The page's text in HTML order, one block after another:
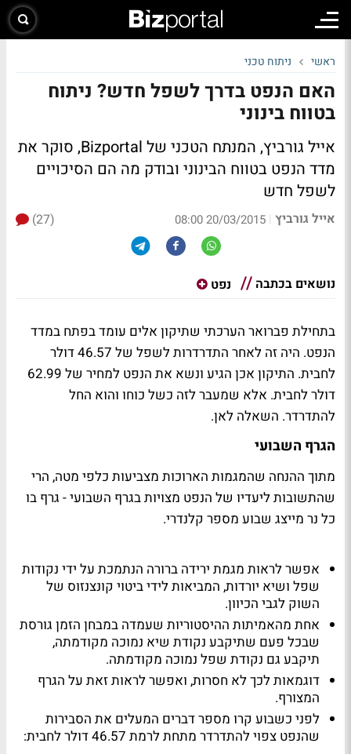
ראשי ניתוח טכני
האם הנפט בדרך לשפל חדש? ניתוח
בטווח בינוני
אייל גורביץ, המנתח הטכני של Bizportal, סוקר את
מדד הנפט בטווח הבינוני ובודק מה הם הסיכויים
לשפל חדש
אייל גורביץ |
20/03/2015 08:00
(27)
נושאים בכתבה נפט
בתחילת פברואר הערכתי שתיקון אלים עומד בפתח במדד
הנפט. היה זה לאחר התדרדרות לשפל של 46.57 דולר
לחבית. התיקון אכן הגיע ונשא את הנפט למחיר של 62.99
דולר לחבית. אלא שמעבר לזה כשל כוחו והוא החל
להתדרדר. השאלה לאן.
הגרף השבועי
מתוך ההנחה שהמגמות הארוכות מצביעות כלפי מטה, הרי
שהתשובות ליעדיו של הנפט מצויות בגרף השבועי - גרף בו
כל נר מייצג שבוע מספר קלנדרי.
אפשר לראות מגמת ירידה ברורה הנתמכת על ידי נקודות
שפל ושיא יורדות, המביאות לידי ביטוי קונצנזוס של
השוק לגבי הכיוון.
אחת מהאמיתות ההיסטוריות שעמדה במבחן הזמן גורסת
שבכל פעם שתיקבע נקודת שיא נמוכה מקודמתה,
תיקבע גם נקודת שפל נמוכה מקודמתה.
דוגמאות לכך לא חסרות, ואפשר לראות זאת על הגרף
המצורף.
לפני כשבוע קרו מספר דברים המעלים את הסבירות
שהנפט צפוי להתדרדר מתחת לרמת 46.57 דולר לחבית: